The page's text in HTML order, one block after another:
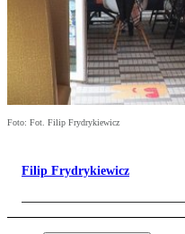
Foto: Fot. Filip Frydrykiewicz
Filip Frydrykiewicz